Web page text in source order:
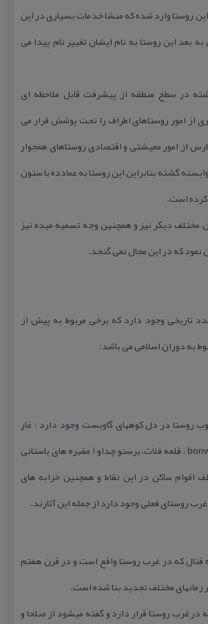
روستا وارد شده كه منشا خدمات بسیاری در این
بعد این روستا به نام ایشان تغییر نام پیدا می
در سطح منطقه از پیشرفت قابل ملاحظه ای
از امور روستاهای اطراف را تحت پوشش قرار می
از امور معیشتی و اقتصادی روستاهای همجوار
گشته بنابراین این روستا به عمادده یا ستون
كرده است.
مختلف دیگر نیز و همچنین وجه تسمیه میده نیز
نمود كه در این مجال نمی گنجد.
تاریخی وجود دارد كه برخی مربوط به پیش از
به دوران اسلامی می باشد:
روستا در دل كوههای گاوبست وجود دارد : غار
شگفت انگیز بنووbonwoo ، قلعه قلات، برستو چداو ( مقبره های باستانی
اقوام ساكن در این نقاط و همچنین خرابه های
روستای فعلی وجود دارد از جمله این آثارند.
قتال كه در غرب روستا واقع است و در قرن هفتم
مختلف تجدید بنا شده است.
در غرب روستا قرار دارد و گفته میشود از صلحا و